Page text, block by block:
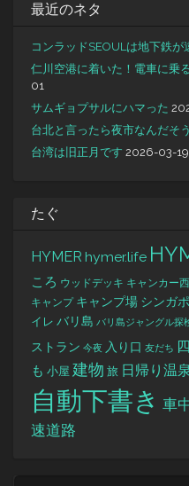
最近のネタ
コンラッドSEOULは地下鉄が
仁川空港に着いた！電車に乗
01
サムギョプサルにハマった
台北と言ったら夜市なんだそ
台湾は旧正月です 2026-03-19
たぐ
HYMER hymer.life
ころ ウッドデッキ キャンカー
キャンプ キャンプ場 シンガ
イレ バリ島 バリ島ジャングル探
ストラン 今夜 入り口 友だち
も 小屋 建物 旅 日帰り温泉
自動下書き 車
速道路